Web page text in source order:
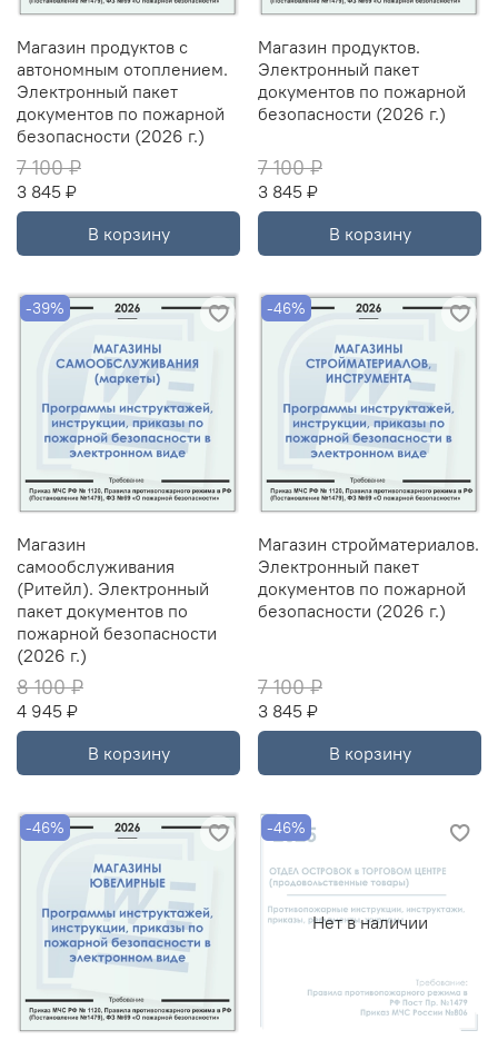
Магазин продуктов с
автономным отоплением.
Электронный пакет
документов по пожарной
безопасности (2026 г.)
7 100 ₽
3 845 ₽
В корзину
Магазин продуктов.
Электронный пакет
документов по пожарной
безопасности (2026 г.)
7 100 ₽
3 845 ₽
В корзину
-39%
Магазин
самообслуживания
(Ритейл). Электронный
пакет документов по
пожарной безопасности
(2026 г.)
8 100 ₽
4 945 ₽
В корзину
-46%
Магазин стройматериалов.
Электронный пакет
документов по пожарной
безопасности (2026 г.)
7 100 ₽
3 845 ₽
В корзину
-46%
Нет в наличии
-46%